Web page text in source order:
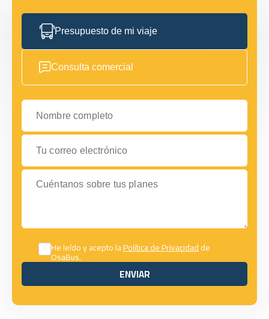
Presupuesto de mi viaje
Consulta comercial
Nombre completo
Tu correo electrónico
Cuéntanos sobre tus planes
He leído y acepto laPolítica de Privacidadde
OsaBus.
ENVIAR
ENVIAR